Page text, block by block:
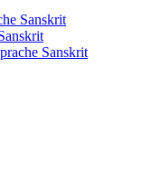
Sanskrit
Sanskrit